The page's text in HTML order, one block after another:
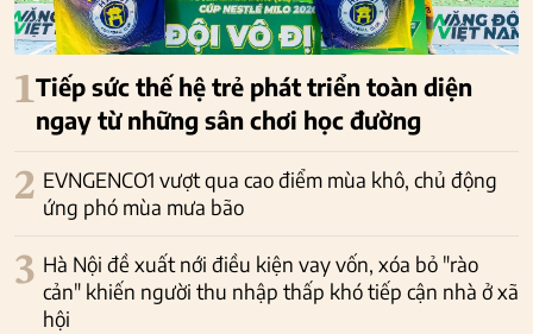
1Tiếp sức thế hệ trẻ phát triển toàn diện
ngay từ những sân chơi học đường
2 EVNGENCO1 vượt qua cao điểm mùa khô, chủ động
ứng phó mùa mưa bão
3 Hà Nội đề xuất nới điều kiện vay vốn, xóa bỏ "rào
cản" khiến người thu nhập thấp khó tiếp cận nhà ở xã
hội